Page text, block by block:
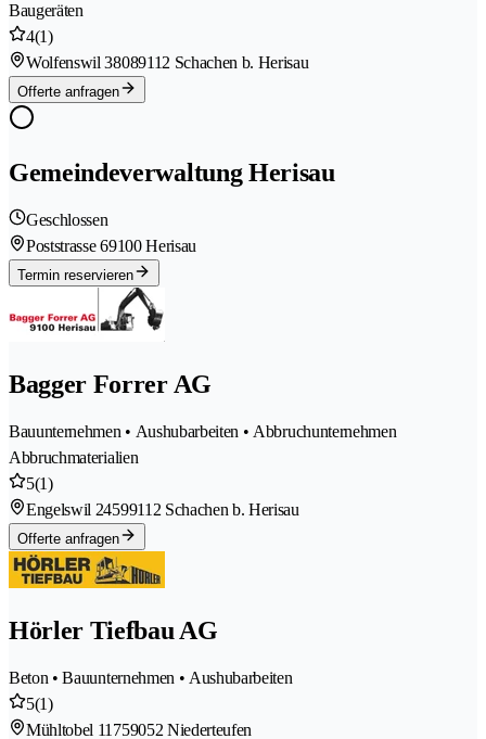
Baugeräten
4(1)
Wolfenswil 38089112 Schachen b. Herisau
Offerte anfragen
Gemeindeverwaltung Herisau
Geschlossen
Poststrasse 69100 Herisau
Termin reservieren
Bagger Forrer AG
Bauunternehmen • Aushubarbeiten • Abbruchunternehmen
Abbruchmaterialien
5(1)
Engelswil 24599112 Schachen b. Herisau
Offerte anfragen
Hörler Tiefbau AG
Beton • Bauunternehmen • Aushubarbeiten
5(1)
Mühltobel 11759052 Niederteufen